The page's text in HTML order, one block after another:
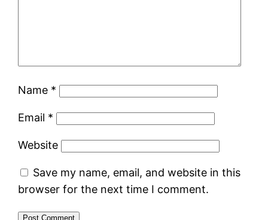
Name *
Email *
Website
Save my name, email, and website in this
browser for the next time I comment.